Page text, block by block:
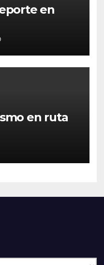
en
en ruta